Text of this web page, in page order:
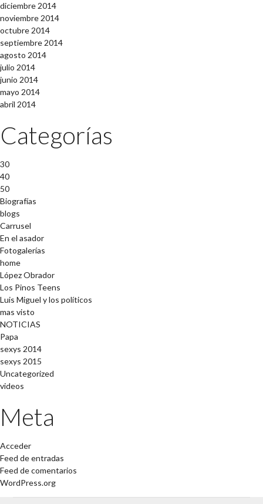
diciembre 2014
noviembre 2014
octubre 2014
septiembre 2014
agosto 2014
julio 2014
junio 2014
mayo 2014
abril 2014
Categorías
30
40
50
Biografías
blogs
Carrusel
En el asador
Fotogalerías
home
López Obrador
Los Pinos Teens
Luis Miguel y los políticos
mas visto
NOTICIAS
Papa
sexys 2014
sexys 2015
Uncategorized
videos
Meta
Acceder
Feed de entradas
Feed de comentarios
WordPress.org